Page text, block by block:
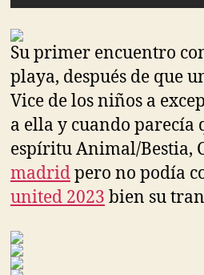
Su primer encuentro
playa, después de que
Vice de los niños a
a ella y cuando parecía
espíritu Animal/Bestia,
madridpero no podía
united 2023 bien su